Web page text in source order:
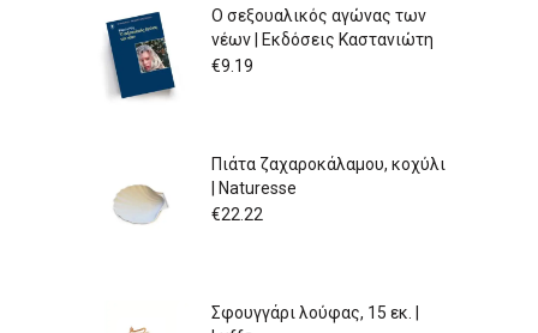
Ο σεξουαλικός αγώνας των
νέων | Εκδόσεις Καστανιώτη
€9.19
Πιάτα ζαχαροκάλαμου, κοχύλι
| Naturesse
€22.22
Σφουγγάρι λούφας, 15 εκ. |